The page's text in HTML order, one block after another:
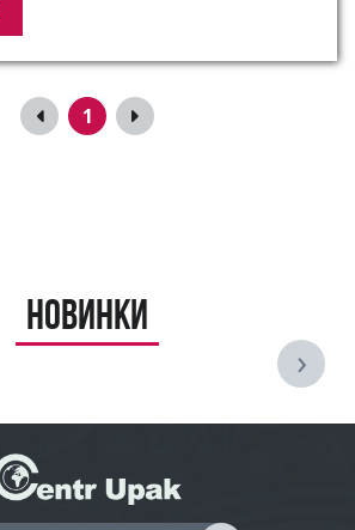
1
Новинки
›